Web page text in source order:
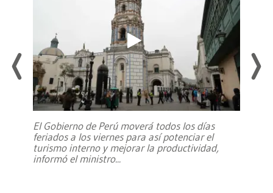
El Gobierno de Perú moverá todos los días
feriados a los viernes para así potenciar el
turismo interno y mejorar la productividad,
informó el ministro...